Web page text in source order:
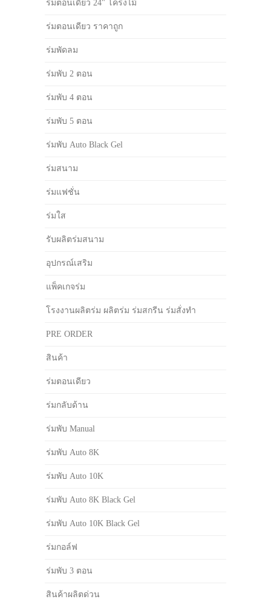
ร่มตอนเดียว 24" โครงไม้
ร่มตอนเดียว ราคาถูก
ร่มพัดลม
ร่มพับ 2 ตอน
ร่มพับ 4 ตอน
ร่มพับ 5 ตอน
ร่มพับ Auto Black Gel
ร่มสนาม
ร่มแฟชั่น
ร่มใส
รับผลิตร่มสนาม
อุปกรณ์เสริม
แพ็คเกจร่ม
โรงงานผลิตร่ม ผลิตร่ม ร่มสกรีน ร่มสั่งทำ
PRE ORDER
สินค้า
ร่มตอนเดียว
ร่มกลับด้าน
ร่มพับ Manual
ร่มพับ Auto 8K
ร่มพับ Auto 10K
ร่มพับ Auto 8K Black Gel
ร่มพับ Auto 10K Black Gel
ร่มกอล์ฟ
ร่มพับ 3 ตอน
สินค้าผลิตด่วน